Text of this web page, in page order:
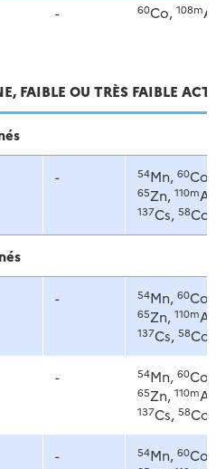
- 60Co, 108m
FAIBLE OU TRÈS FAIBLE
- 54Mn, 60Co,
65Zn, 110m
137Cs, 58Co
- 54Mn, 60Co,
65Zn, 110m
137Cs, 58Co
- 54Mn, 60Co,
65Zn, 110m
137Cs, 58Co
- 54Mn, 60Co,